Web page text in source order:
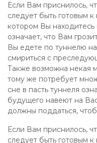
Если Вам приснилось,
следует быть готовым
котором Вы
означает, что Вам
Вы едете по туннелю
смириться с
Также возможна некая
тому же потребует
сне в пасть туннеля
будущего навеют на
должны поддаться,
Если Вам приснилось,
следует быть готовым